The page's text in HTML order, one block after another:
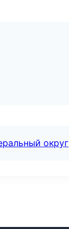
округ